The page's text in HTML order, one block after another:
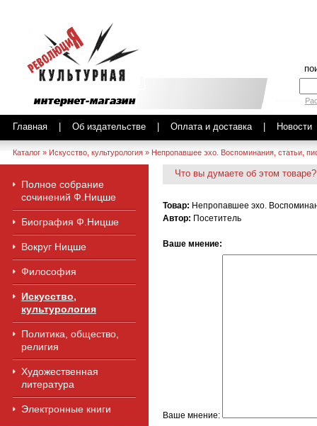
Главная Об издательстве Оплата и доставка| Новости
Каталог » Искусство, культурология » Непропавшее эхо. Воспоминания, статьи,
Что вы думаете об этом товаре?
Товар: Непропавшее эхо.
Автор: Посетитель
Ваше мнение:
Ваше мнение:
Полное собрание
сочинений Ф.Ницше
Биография Ф.Ницше
Вокруг Ницше
Философия
Искусство,
культурология
Политика, общество,
религия
Художественная
литература
Электронные книги